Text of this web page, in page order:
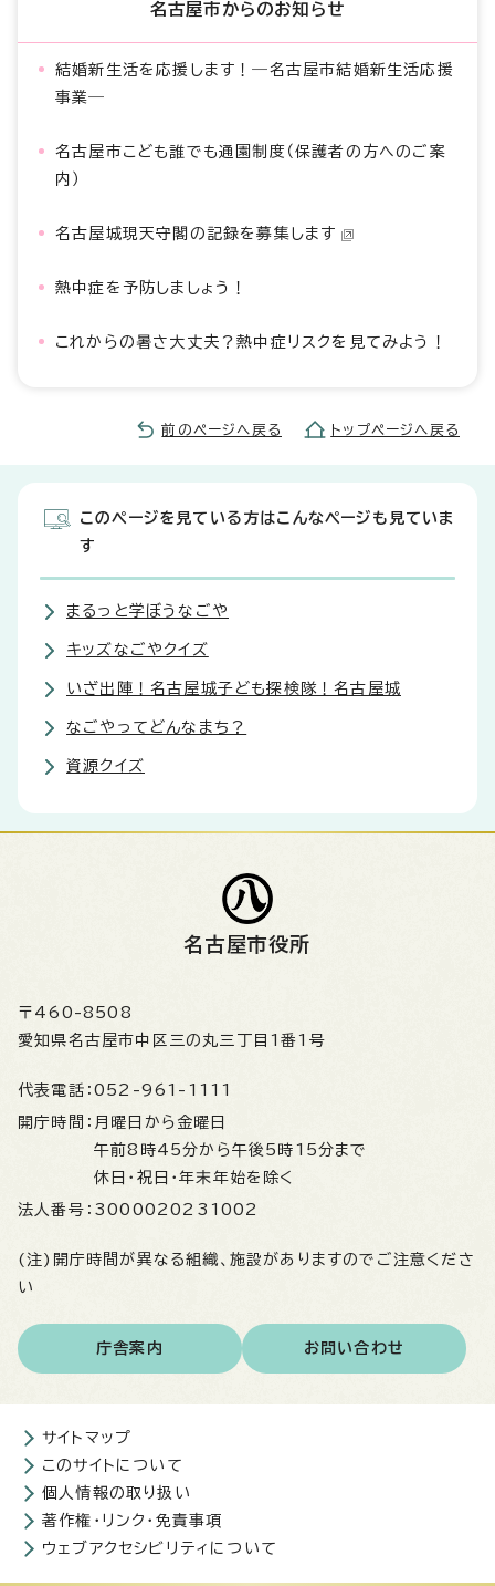
名古屋市からのお知らせ
結婚新生活を応援します！―名古屋市結婚新生活応援
事業―
名古屋市こども誰でも通園制度（保護者の方へのご案
内）
名古屋城現天守閣の記録を募集します
熱中症を予防しましょう！
これからの暑さ大丈夫？熱中症リスクを見てみよう！
前のページへ戻る トップページへ戻る
このページを見ている方はこんなページも見ていま
す
まるっと学ぼうなごや
キッズなごやクイズ
いざ出陣！名古屋城子ども探検隊！名古屋城
なごやってどんなまち？
資源クイズ
名古屋市役所
〒460-8508
愛知県名古屋市中区三の丸三丁目1番1号
代表電話： 052-961-1111
開庁時間： 月曜日から金曜日
午前8時45分から午後5時15分まで
休日・祝日・年末年始を除く
法人番号： 3000020231002
(注)開庁時間が異なる組織、施設がありますのでご注意くださ
い
庁舎案内 お問い合わせ
サイトマップ
このサイトについて
個人情報の取り扱い
著作権・リンク・免責事項
ウェブアクセシビリティについて